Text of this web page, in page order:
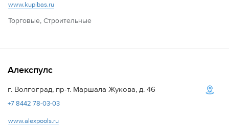
www.kupibas.ru
Торговые, Строительные
Алекспулс
г. Волгоград, пр-т. Маршала Жукова, д. 46
+7 8442 78-03-03
www.alexpools.ru